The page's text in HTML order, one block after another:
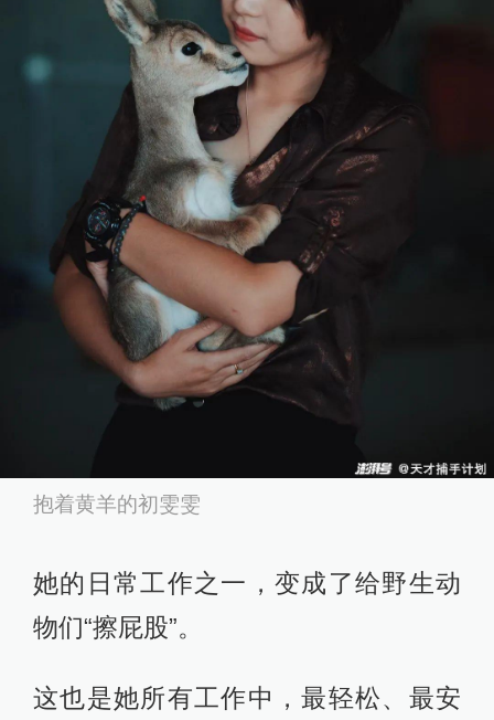
抱着黄羊的初雯雯
她的日常工作之一，变成了给野生动
物们“擦屁股”。
这也是她所有工作中，最轻松、最安